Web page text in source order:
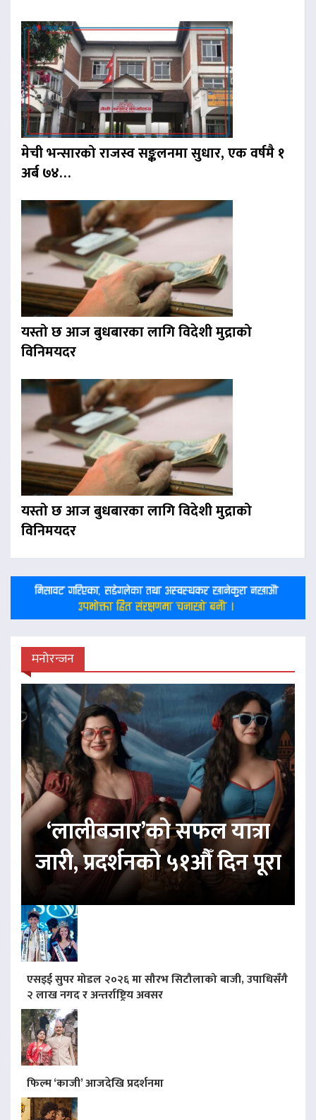
मेची भन्सारको राजस्व सङ्कलनमा सुधार, एक वर्षमै १
अर्ब ७४…
यस्तो छ आज बुधबारका लागि विदेशी मुद्राको
विनिमयदर
यस्तो छ आज बुधबारका लागि विदेशी मुद्राको
विनिमयदर
मनोरन्जन
‘लालीबजार’को सफल यात्रा
जारी, प्रदर्शनको ५१औँ दिन पूरा
एसइई सुपर मोडल २०२६ मा सौरभ सिटौलाको बाजी, उपाधिसँगै
२ लाख नगद र अन्तर्राष्ट्रिय अवसर
फिल्म ‘काजी’ आजदेखि प्रदर्शनमा